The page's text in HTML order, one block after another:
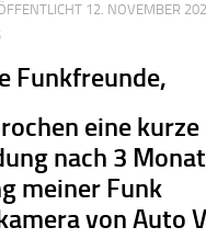
12. NOVEMBER
Funkfreunde,
eine kurze
nach 3
meiner Funk
von Auto